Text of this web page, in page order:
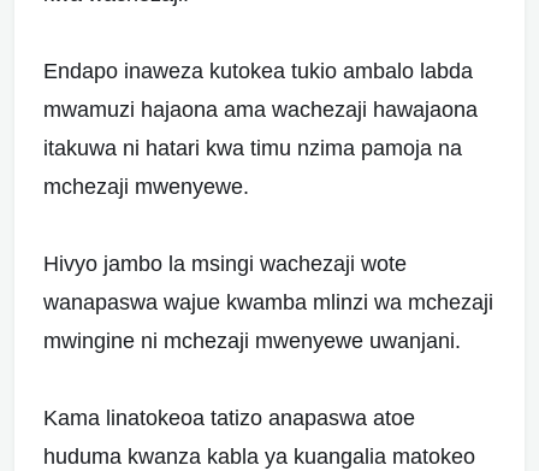
Endapo inaweza kutokea tukio ambalo labda
mwamuzi hajaona ama wachezaji hawajaona
itakuwa ni hatari kwa timu nzima pamoja na
mchezaji mwenyewe.
Hivyo jambo la msingi wachezaji wote
wanapaswa wajue kwamba mlinzi wa mchezaji
mwingine ni mchezaji mwenyewe uwanjani.
Kama linatokeoa tatizo anapaswa atoe
huduma kwanza kabla ya kuangalia matokeo